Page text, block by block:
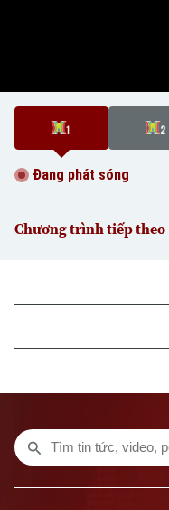
Tòa soạn
0865.116.699 (hotline)
Đang phát sóng
Chương trình tiếp theo